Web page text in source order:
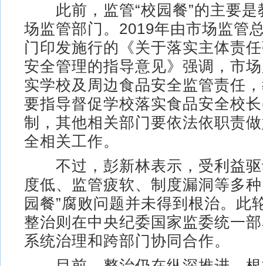
此前，监管“校园餐”的主要是
场监管部门。2019年由市场监管
门印发施行的《关于落实主体责
安全管理的指导意见》强调，市
实学校及周边食品安全监管责任
要指导督促学校落实食品安全校
制，其他相关部门要依法依职责
全相关工作。
不过，彭新林表示，受利益驱
度低、监管疲软、制度漏洞等多
园餐”腐败问题并未得到根治。此
整治则在中央纪委国家监委统一
系统治理和跨部门协同合作。